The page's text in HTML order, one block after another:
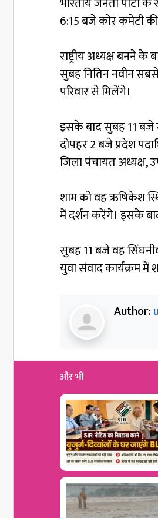
6:15 बजे कोर कमेटी
राष्ट्रीय अध्यक्ष बनने
सुबह नितिन नवीन
परिवार से मिलेंगे।
इसके बाद सुबह 11 बजे
दोपहर 2 बजे प्रदेश
जिला पंचायत अध्यक्ष,
शाम को वह ऋषिकेश
में दर्शन करेंगे। इसके
सुबह 11 बजे वह
युवा संवाद कार्यक्रम में
Author:
और भी